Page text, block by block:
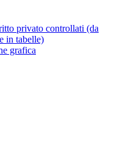
privato controllati (da
in tabelle)
grafica